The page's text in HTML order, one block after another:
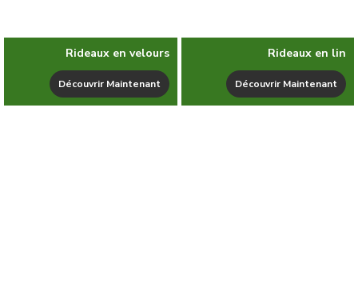
Rideaux en velours
Découvrir Maintenant
Rideaux en lin
Découvrir Maintenant